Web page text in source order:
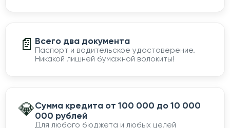
📄 Всего два документа
Паспорт и водительское удостоверение.
Никакой лишней бумажной волокиты!
💎Сумма кредита от 100 000 до 10 000
000 рублей
Для любого бюджета и любых целей